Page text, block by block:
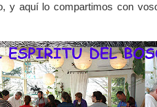
y aquí lo compartimos con